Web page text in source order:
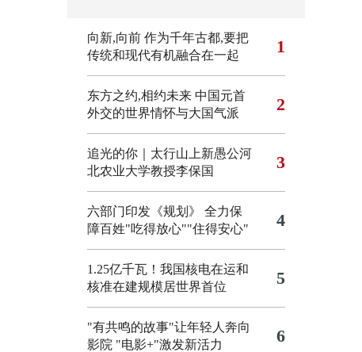
向新,向前 作为千年古都,要把
传统和现代有机融合在一起
1
东方之约,相约未来 中国元首
外交的世界情怀与大国气派
2
追光的你｜太行山上新愚公河
北农业大学教授李保国
3
六部门印发《规划》 全力保
障百姓"吃得放心""住得安心"
4
1.25亿千瓦！我国核电在运和
核准在建规模居世界首位
5
"有共鸣的故事"让年轻人奔向
影院 "电影+"激发新活力 6